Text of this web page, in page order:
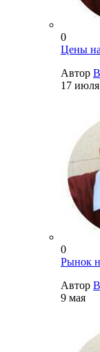
0
Цены
Автор
17 июля
0
Рынок
Автор
9 мая